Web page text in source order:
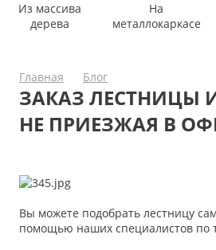
Из массива
дерева
На
металлокаркасе
Главная Блог
ЗАКАЗ ЛЕСТНИЦЫ
НЕ ПРИЕЗЖАЯ В
Вы можете подобрать лестницу
помощью наших специалистов по